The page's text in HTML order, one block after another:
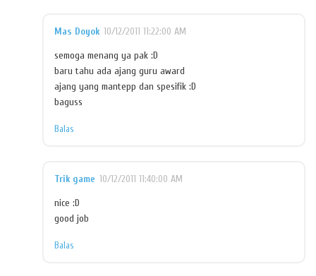
Mas Doyok 10/12/2011 11:22:00 AM
semoga menang ya pak :D
baru tahu ada ajang guru award
ajang yang mantepp dan spesifik :D
baguss
Balas
Trik game 10/12/2011 11:40:00 AM
nice :D
good job
Balas